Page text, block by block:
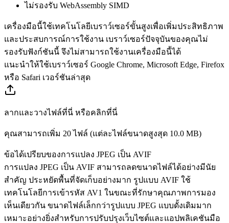
ไม่รองรับ WebAssembly SIMD
เครื่องมือนี้ใช้เทคโนโลยีเบราว์เซอร์ขั้นสูงเพื่อเพิ่มประสิทธิภาพ
และประสบการณ์การใช้งาน เบราว์เซอร์ปัจจุบันของคุณไม่
รองรับฟังก์ชันนี้ จึงไม่สามารถใช้งานเครื่องมือนี้ได้
แนะนำให้ใช้เบราว์เซอร์ Google Chrome, Microsoft Edge, Firefox
หรือ Safari เวอร์ชันล่าสุด
ลากและวางไฟล์ที่นี่ หรือคลิกที่นี่
คุณสามารถเพิ่ม 20 ไฟล์ (แต่ละไฟล์ขนาดสูงสุด 10.0 MB)
ข้อได้เปรียบของการแปลง JPEG เป็น AVIF
การแปลง JPEG เป็น AVIF สามารถลดขนาดไฟล์ได้อย่างมีนัย
สำคัญ ประหยัดพื้นที่จัดเก็บอย่างมาก รูปแบบ AVIF ใช้
เทคโนโลยีการเข้ารหัส AV1 ในขณะที่รักษาคุณภาพการมอง
เห็นเดียวกัน ขนาดไฟล์เล็กกว่ารูปแบบ JPEG แบบดั้งเดิมมาก
เหมาะอย่างยิ่งสำหรับการปรับปรุงเว็บไซต์และแอปพลิเคชันมือ